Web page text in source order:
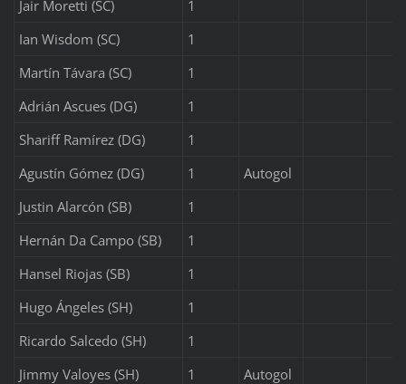
Jair Moretti (SC)
1
Ian Wisdom (SC)
1
Martín Távara (SC)
1
Adrián Ascues (DG)
1
Shariff Ramírez (DG)
1
Agustín Gómez (DG)
1
Autogol
Justin Alarcón (SB)
1
Hernán Da Campo (SB)
1
Hansel Riojas (SB)
1
Hugo Ángeles (SH)
1
Ricardo Salcedo (SH)
1
Jimmy Valoyes (SH)
1
Autogol